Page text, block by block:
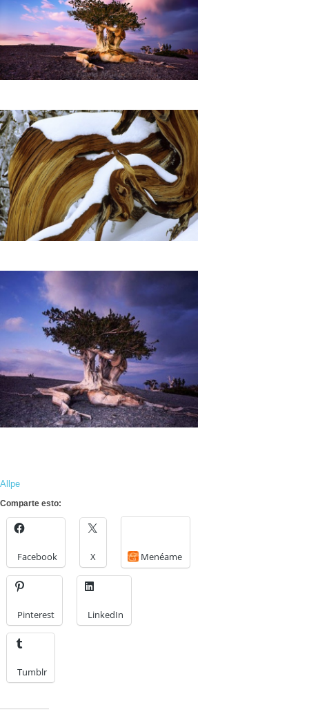
Allpe
Comparte esto:
Facebook X Menéame
Pinterest LinkedIn
Tumblr